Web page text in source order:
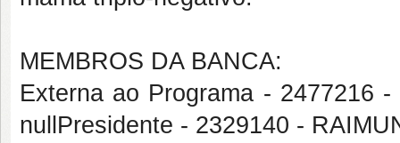
MEMBROS DA BANCA:
Externa ao Programa - 2477216
nullPresidente - 2329140 -